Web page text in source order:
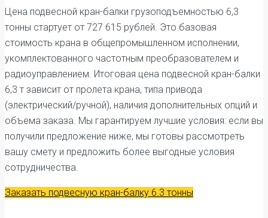
Цена подвесной кран-балки грузоподъемностью 6,3
тонны стартует от 727 615 рублей. Это базовая
стоимость крана в общепромышленном исполнении,
укомплектованного частотным преобразователем и
радиоуправлением. Итоговая цена подвесной кран-балки
6,3 т зависит от пролета крана, типа привода
(электрический/ручной), наличия дополнительных опций и
объема заказа. Мы гарантируем лучшие условия: если вы
получили предложение ниже, мы готовы рассмотреть
вашу смету и предложить более выгодные условия
сотрудничества.
Заказать подвесную кран-балку 6.3 тонны